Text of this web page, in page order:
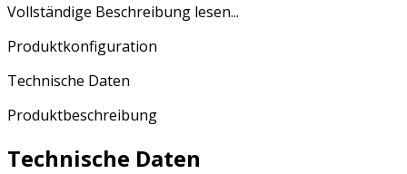
Vollständige Beschreibung lesen...
Produktkonfiguration
Technische Daten
Produktbeschreibung
Technische Daten